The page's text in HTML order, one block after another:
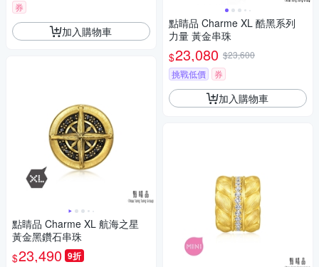
券
加入購物車
點睛品 Charme XL 航海之星
黃金黑鑽石串珠
$23,490 9折
點睛品 Charme XL 酷黑系列
力量 黃金串珠
$23,080 $23,600
挑戰低價
券
加入購物車